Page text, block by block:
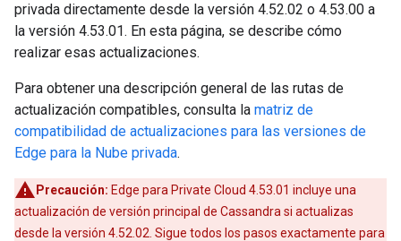
privada directamente desde la versión 4.52.02 o 4.53.00 a
la versión 4.53.01. En esta página, se describe cómo
realizar esas actualizaciones.
Para obtener una descripción general de las rutas de
actualización compatibles, consulta la matriz de
compatibilidad de actualizaciones para las versiones de
Edge para la Nube privada.
Precaución: Edge para Private Cloud 4.53.01 incluye una
actualización de versión principal de Cassandra si actualizas
desde la versión 4.52.02. Sigue todos los pasos exactamente para